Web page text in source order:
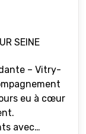
SEINE
– Vitry-
eu à cœur
avec